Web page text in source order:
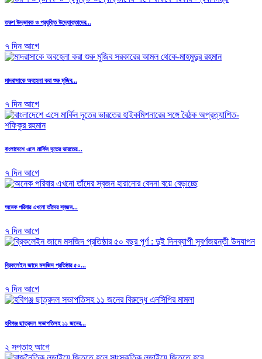
তরুণ উদ্ভাবক ও প্রযুক্তি উদ্যোক্তাদের...
৭ দিন আগে
মাদরাসাকে অবহেলা করা শুরু মুজিব...
৭ দিন আগে
বাংলাদেশে এসে মার্কিন দূতের ভারতের...
৭ দিন আগে
অনেক পরিবার এখনো তাঁদের স্বজন...
৭ দিন আগে
ব্রিকলেইন জামে মসজিদ প্রতিষ্ঠার ৫০...
৭ দিন আগে
হবিগঞ্জ ছাত্রদল সভাপতিসহ ১১ জনের...
২ সপ্তাহ আগে